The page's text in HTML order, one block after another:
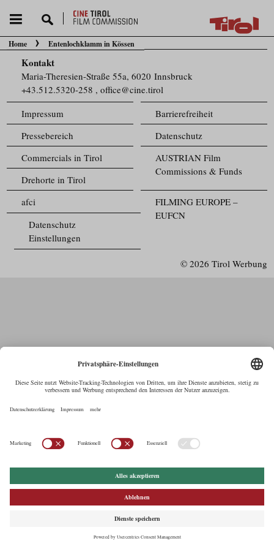
Sie befinden sich hier:
Home Entenlochklamm in Kössen
Kontakt
Maria-Theresien-Straße 55a, 6020 Innsbruck
+43.512.5320-258 ,office@cine.tirol
Impressum
Barrierefreiheit
Pressebereich
Datenschutz
Commercials in Tirol
AUSTRIAN Film
Commissions & Funds
Drehorte in Tirol
FILMING EUROPE –
EUFCN
afci
Datenschutz
Einstellungen
© 2026 Tirol Werbung